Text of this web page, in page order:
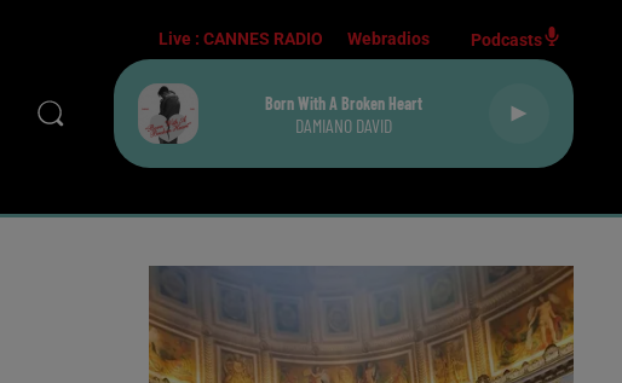
Live :CANNES RADIO Webradios Podcasts
Born With A Broken Heart
DAMIANO DAVID